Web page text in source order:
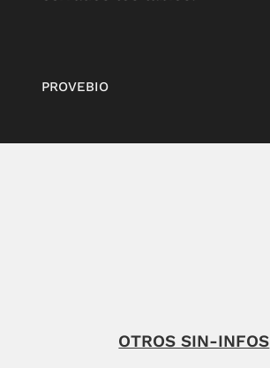
PROVEBIO
OTROS SIN-INFOS